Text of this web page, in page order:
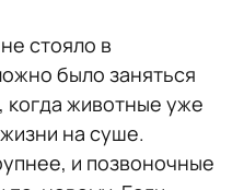
стояло в
было заняться
когда животные уже
на суше.
и позвоночные